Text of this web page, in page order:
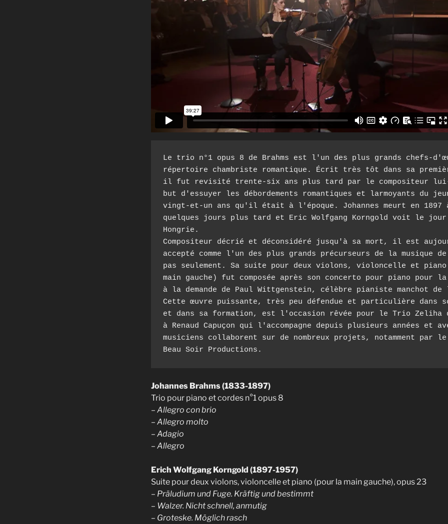
Le trio n°1 opus 8 de Brahms est l'un des plus grands chefs-
répertoire chambriste romantique. Écrit très tôt dans sa
il fut revisité trente-six ans plus tard par le compositeur lui-
but d'essuyer les débordements romantiques et larmoyants du
vingt-et-un ans qu'il était à l'époque. Johannes meurt en 1897
quelques jours plus tard et Eric Wolfgang Korngold voit le
Hongrie.
Compositeur décrié et déconsidéré jusqu'à sa mort, il est
accepté comme l'un des plus grands précurseurs de la musique
pas seulement. Sa suite pour deux violons, violoncelle et
main gauche) fut composée après son concerto pour piano pour la
à la demande de Paul Wittgenstein, célèbre pianiste manchot de
Cette œuvre puissante, très peu défendue et particulière dans
et dans sa formation, est l'occasion rêvée pour le Trio Zeliha
à Renaud Capuçon qui l'accompagne depuis plusieurs années et
musiciens collaborent sur de nombreux projets, notamment par
Beau Soir Productions.
Johannes Brahms (1833-1897)
Trio pour piano et cordes n°1 opus 8
– Allegro con brio
– Allegro molto
– Adagio
– Allegro
Erich Wolfgang Korngold (1897-1957)
Suite pour deux violons, violoncelle et piano (pour la main gauche), opus 23
– Präludium und Fuge. Kräftig und bestimmt
– Walzer. Nicht schnell, anmutig
– Groteske. Möglich rasch